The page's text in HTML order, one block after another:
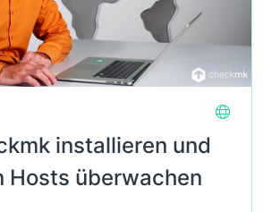
installieren und
Hosts überwachen